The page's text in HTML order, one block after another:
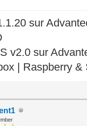
sur
v2.0 sur
| Raspberry &